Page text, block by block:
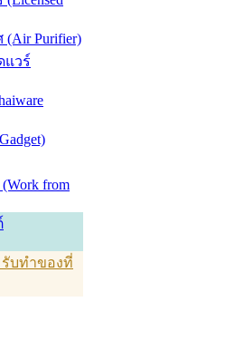
Purifier)
แวร์
from
บทำของที่